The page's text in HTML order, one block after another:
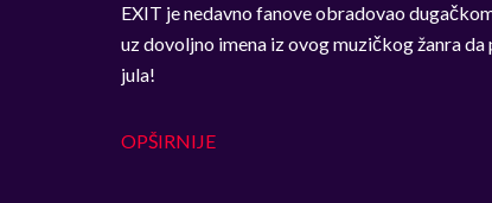
EXIT je nedavno fanove obradovao
uz dovoljno imena iz ovog muzičkog žanra
jula!
OPŠIRNIJE